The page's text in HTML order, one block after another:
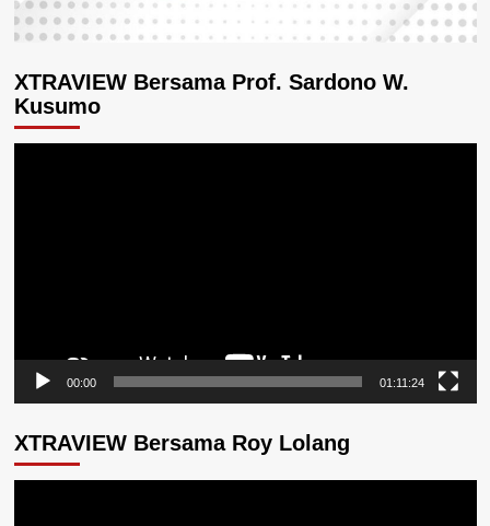
XTRAVIEW Bersama Prof. Sardono W.
Kusumo
00:00 01:11:24
XTRAVIEW Bersama Roy Lolang